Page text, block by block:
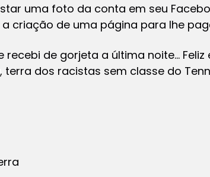
uma foto da conta em seu
criação de uma página para lhe
recebi de gorjeta a última noite…
terra dos racistas sem classe do